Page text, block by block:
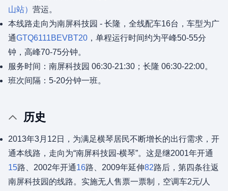
山站） 营运。
本线路走向为南屏科技园 - 长隆，全线配车16台，车型为广
通GTQ6111BEVBT20 ，单程运行时间约为平峰50-55分
钟，高峰70-75分钟。
服务时间：南屏科技园 06:30-21:30；长隆 06:30-22:00。
班次间隔：5-20分钟一班。
历史
2013年3月12日，为满足横琴居民不断增长的出行需求，开
通本线路，走向为“南屏科技园-横琴”。这是继2001年开通
15路、2002年开通16路、2009年延伸82路后，第四条往返
南屏科技园的线路。实施无人售票一票制，空调车2元/人